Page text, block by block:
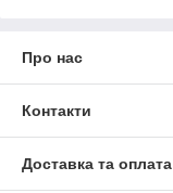
Про нас
Контакти
Доставка та оплата